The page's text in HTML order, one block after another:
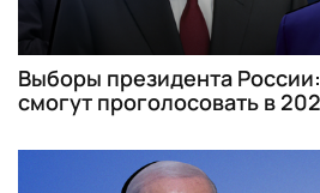
Выборы президента
смогут проголосовать в